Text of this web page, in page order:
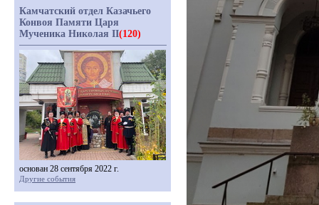
Камчатский отдел Казачьего
Конвоя Памяти Царя
Мученика Николая II(120)
основан 28 сентября 2022 г.
Другие события